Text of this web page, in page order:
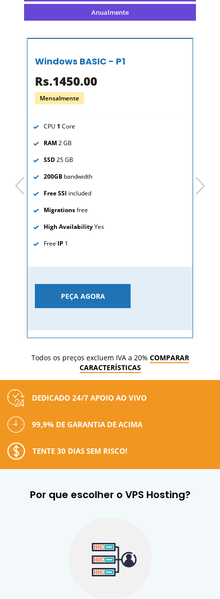
Anualmente
Windows BASIC - P1
Rs.1450.00
Mensalmente
CPU 1 Core
RAM2 GB
SSD25 GB
200GB bandwidth
Free SSl included
Migrationsfree
High AvailabilityYes
Free IP 1
PEÇA AGORA
prev next
Todos os preços excluem IVA a 20% COMPARAR
CARACTERÍSTICAS
DEDICADO 24/7 APOIO AO VIVO
99,9% DE GARANTIA DE ACIMA
TENTE 30 DIAS SEM RISCO!
Por que escolher o VPS Hosting?